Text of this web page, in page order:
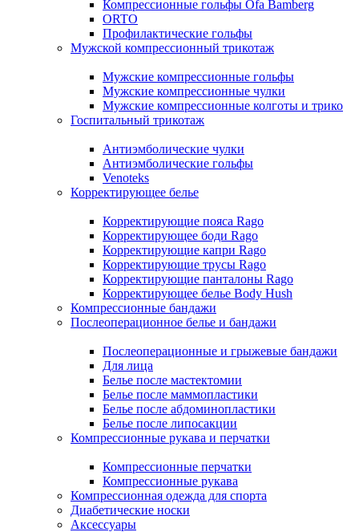
Компрессионные гольфы Ofa Bamberg
ORTO
Профилактические гольфы
Мужской компрессионный трикотаж
Мужские компрессионные гольфы
Мужские компрессионные чулки
Мужские компрессионные колготы и трико
Госпитальный трикотаж
Антиэмболические чулки
Антиэмболические гольфы
Venoteks
Корректирующее белье
Корректирующие пояса Rago
Корректирующее боди Rago
Корректирующие капри Rago
Корректирующие трусы Rago
Корректирующие панталоны Rago
Корректирующее белье Body Hush
Компрессионные бандажи
Послеоперационное белье и бандажи
Послеоперационные и грыжевые бандажи
Для лица
Белье после мастектомии
Белье после маммопластики
Белье после абдоминопластики
Белье после липосакции
Компрессионные рукава и перчатки
Компрессионные перчатки
Компрессионные рукава
Компрессионная одежда для спорта
Диабетические носки
Аксессуары